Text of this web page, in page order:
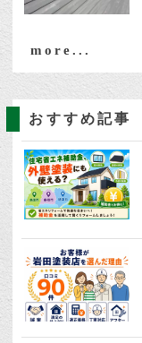
more...
おすすめ記事